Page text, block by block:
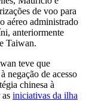
de voo para
aéreo administrado
anteriormente
Taiwan.
teve que
negação de acesso
chinesa à
iniciativas da ilha